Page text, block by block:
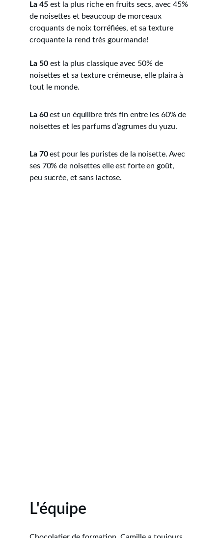
La 45 est la plus riche en fruits secs, avec 45%
de noisettes et beaucoup de morceaux
croquants de noix torréfiées, et sa texture
croquante la rend très gourmande!
La 50 est la plus classique avec 50% de
noisettes et sa texture crémeuse, elle plaira à
tout le monde.
La 60 est un équilibre très fin entre les 60% de
noisettes et les parfums d’agrumes du yuzu.
La 70 est pour les puristes de la noisette. Avec
ses 70% de noisettes elle est forte en goût,
peu sucrée, et sans lactose.
L'équipe